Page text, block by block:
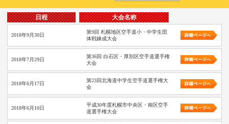
日程 大会名称
2018年9月30日
第9回 札幌地区空手道小・中学生団
体戦錬成大会
2018年7月29日
第36回 白石区・厚別区空手道選手権
大会
2018年6月17日
第23回北海道中学生空手道選手権大
会
2018年6月10日
平成30年度札幌市中央区・南区空手
道選手権大会